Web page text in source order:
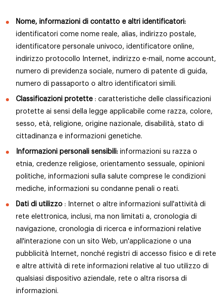
Nome, informazioni di contatto e altri identificatori:
identificatori come nome reale, alias, indirizzo postale,
identificatore personale univoco, identificatore online,
indirizzo protocollo Internet, indirizzo e-mail, nome account,
numero di previdenza sociale, numero di patente di guida,
numero di passaporto o altro identificatori simili.
Classificazioni protette : caratteristiche delle classificazioni
protette ai sensi della legge applicabile come razza, colore,
sesso, età, religione, origine nazionale, disabilità, stato di
cittadinanza e informazioni genetiche.
Informazioni personali sensibili: informazioni su razza o
etnia, credenze religiose, orientamento sessuale, opinioni
politiche, informazioni sulla salute comprese le condizioni
mediche, informazioni su condanne penali o reati.
Dati di utilizzo : Internet o altre informazioni sull'attività di
rete elettronica, inclusi, ma non limitati a, cronologia di
navigazione, cronologia di ricerca e informazioni relative
all'interazione con un sito Web, un'applicazione o una
pubblicità Internet, nonché registri di accesso fisico e di rete
e altre attività di rete informazioni relative al tuo utilizzo di
qualsiasi dispositivo aziendale, rete o altra risorsa di
informazioni.